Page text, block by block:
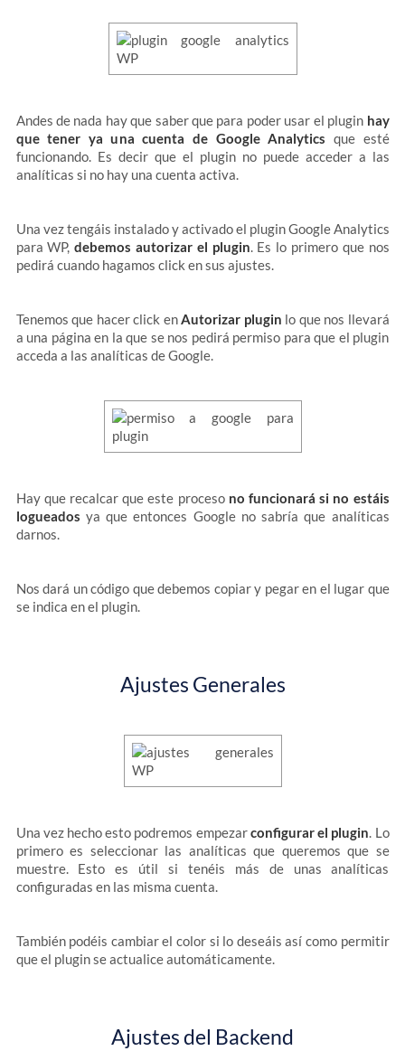
Andes de nada hay que saber que para poder usar el plugin hay
que tener ya una cuenta de Google Analytics que esté
funcionando. Es decir que el plugin no puede acceder a las
analíticas si no hay una cuenta activa.
Una vez tengáis instalado y activado el plugin Google Analytics
para WP,debemos autorizar el plugin. Es lo primero que nos
pedirá cuando hagamos click en sus ajustes.
Tenemos que hacer click enAutorizar plugin lo que nos llevará
a una página en la que se nos pedirá permiso para que el plugin
acceda a las analíticas de Google.
Hay que recalcar que este proceso no funcionará si no estáis
logueados ya que entonces Google no sabría que analíticas
darnos.
Nos dará un código que debemos copiar y pegar en el lugar que
se indica en el plugin.
Ajustes Generales
Una vez hecho esto podremos empezarconfigurar el plugin. Lo
primero es seleccionar las analíticas que queremos que se
muestre. Esto es útil si tenéis más de unas analíticas
configuradas en las misma cuenta.
También podéis cambiar el color si lo deseáis así como permitir
que el plugin se actualice automáticamente.
Ajustes del Backend